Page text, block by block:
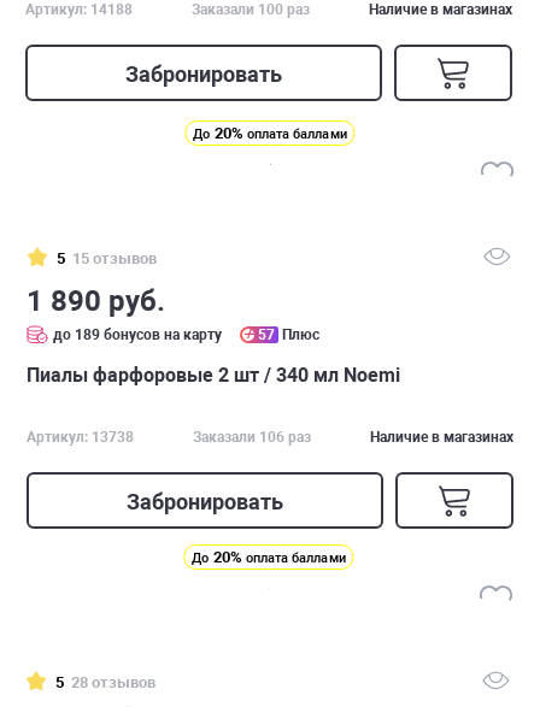
Артикул: 14188 Заказали 100 раз Наличие в магазинах
Забронировать
До 20% оплата баллами
5 15 отзывов
1 890 руб.
до 189 бонусов на карту 57 Плюс
Пиалы фарфоровые 2 шт / 340 мл Noemi
Артикул: 13738 Заказали 106 раз Наличие в магазинах
Забронировать
До 20% оплата баллами
5 28 отзывов